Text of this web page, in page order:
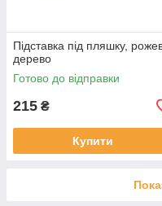
Підставка під пляшку,
дерево
Готово до відправки
215 ₴
Купити